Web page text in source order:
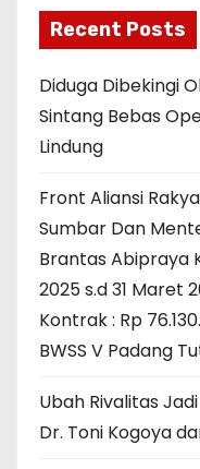
Recent Posts
Diduga Dibekingi
Sintang Bebas
Lindung
Front Aliansi
Sumbar Dan
Brantas Abipraya
2025 s.d 31 Maret
Kontrak : Rp
BWSS V Padang
Ubah Rivalitas
Dr. Toni Kogoya